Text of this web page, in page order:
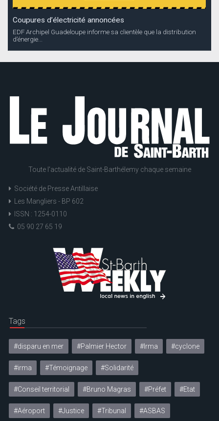
Coupures d’électricité annoncées
EDF Archipel Guadeloupe informe sa clientèle que la distribution
d’énergie...
Toute l'actualité de Saint-Barthélemy chaque semaine
Société de Presse Antillaise
Les Mangliers - BP 602
ISSN : 1254-0110
05 90 27 65 19
Tags
#disparu en mer #Palmier Hector #Irma #cyclone
#irma #Témoignage #Solidarité
#Conseil territorial #Bruno Magras #Préfet #Etat
#Aéroport #Justice #Tribunal #ASBAS